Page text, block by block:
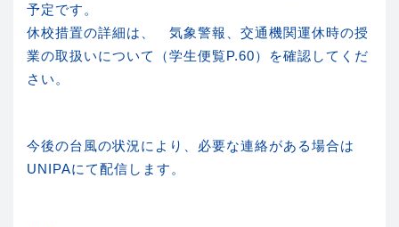
予定です。
休校措置の詳細は、 気象警報、交通機関運休時の授
業の取扱いについて（学生便覧P.60）を確認してくだ
さい。
今後の台風の状況により、必要な連絡がある場合は
UNIPAにて配信します。